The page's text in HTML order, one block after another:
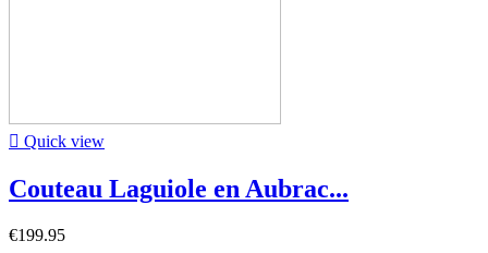
 Quick view
Couteau Laguiole en Aubrac...
€199.95